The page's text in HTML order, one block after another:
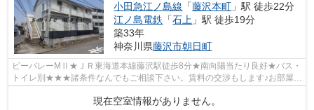
小田急江ノ島線 「藤沢本町 」駅 徒歩22分
江ノ島電鉄 「石上 」駅 徒歩19分
築33年
神奈川県藤沢市朝日町
ビーバレーMⅡ★ＪＲ東海道本線藤沢駅徒歩8分★南向陽当たり良好★バス・
トイレ別★★★諸条件なんでもご相談下さい。賃料の交渉もします♪お部屋探
しは物件情報量ナンバー１のスマイルメイト...
現在空室情報がありません。